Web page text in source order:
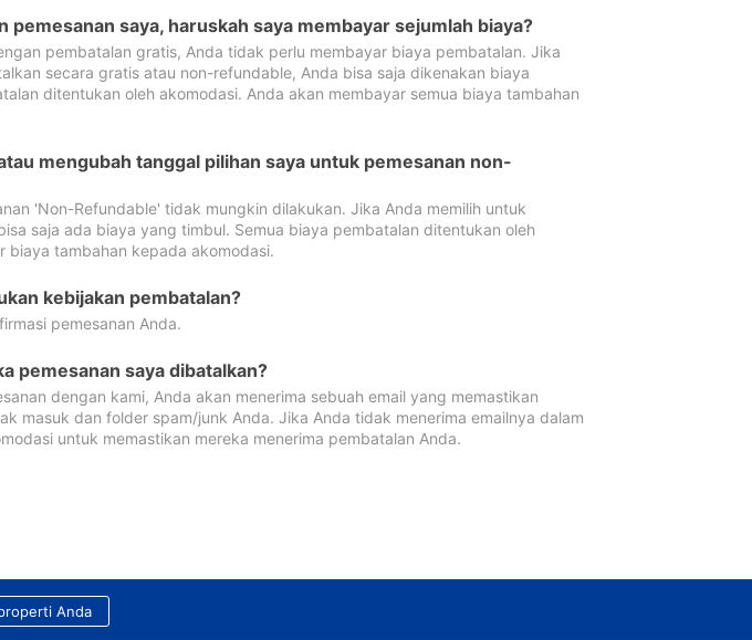
pemesanan saya, haruskah saya membayar sejumlah biaya?
pembatalan gratis, Anda tidak perlu membayar biaya pembatalan. Jika
secara gratis atau non-refundable, Anda bisa saja dikenakan biaya
ditentukan oleh akomodasi. Anda akan membayar semua biaya tambahan
mengubah tanggal pilihan saya untuk pemesanan non-
'Non-Refundable' tidak mungkin dilakukan. Jika Anda memilih untuk
saja ada biaya yang timbul. Semua biaya pembatalan ditentukan oleh
biaya tambahan kepada akomodasi.
kebijakan pembatalan?
pemesanan Anda.
pemesanan saya dibatalkan?
dengan kami, Anda akan menerima sebuah email yang memastikan
masuk dan folder spam/junk Anda. Jika Anda tidak menerima emailnya dalam
untuk memastikan mereka menerima pembatalan Anda.
Anda